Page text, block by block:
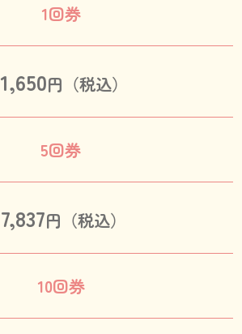
1回券
1,650円（税込）
5回券
7,837円（税込）
10回券